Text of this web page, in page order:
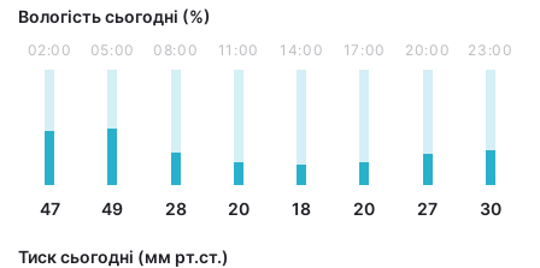
Вологість сьогодні (%)
02:00
47
05:00
49
08:00
28
11:00
20
14:00
18
17:00
20
20:00
27
23:00
30
Тиск сьогодні (мм рт.ст.)